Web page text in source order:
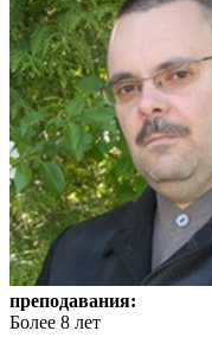
преподавания:
Более 8 лет